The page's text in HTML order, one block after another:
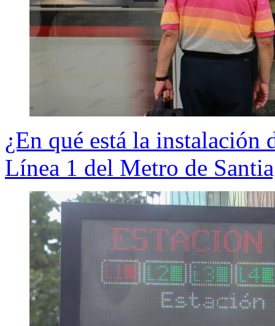
¿En qué está la instalación
Línea 1 del Metro de